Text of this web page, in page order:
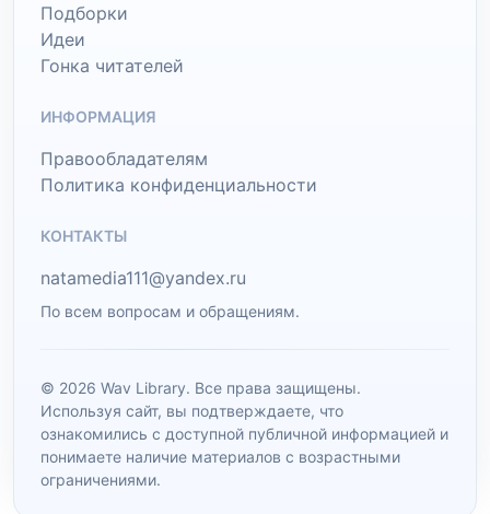
Подборки
Идеи
Гонка читателей
ИНФОРМАЦИЯ
Правообладателям
Политика конфиденциальности
КОНТАКТЫ
natamedia111@yandex.ru
По всем вопросам и обращениям.
© 2026 Wav Library. Все права защищены.
Используя сайт, вы подтверждаете, что
ознакомились с доступной публичной информацией и
понимаете наличие материалов с возрастными
ограничениями.